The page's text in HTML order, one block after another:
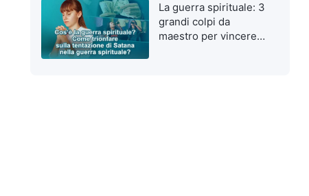
La guerra spirituale: 3
grandi colpi da
maestro per vincere